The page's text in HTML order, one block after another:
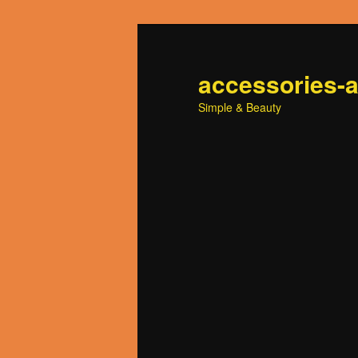
accessories-
Simple & Beauty